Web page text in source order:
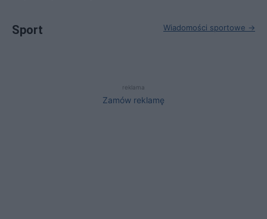
Sport Wiadomości sportowe →
reklama
Zamów reklamę